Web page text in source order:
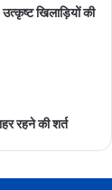
खिलाड़ियों की
रहने की शर्त